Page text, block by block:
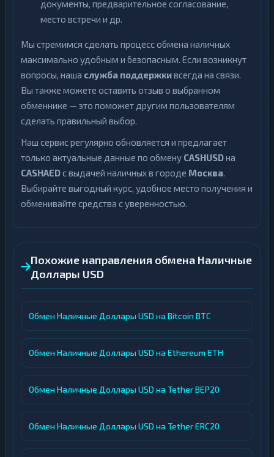
документы, предварительное согласование,
место встречи и др.
Мы стремимся сделать процесс обмена наличных
максимально удобным и безопасным. Если возникнут
вопросы, наша служба поддержкивсегда на связи.
Вы также можете оставить отзыв о выбранном
обменнике — это поможет другим пользователям
сделать правильный выбор.
Наш сервис регулярно обновляется и предлагает
только актуальные данные по обмену CASHUSDна
CASHAEDс выдачей наличных в городе Москва.
Выбирайте выгодный курс, удобное место получения и
обменивайте средства с уверенностью.
Похожие направления обмена Наличные
Доллары USD
Обмен Наличные Доллары USD на Bitcoin BTC
Обмен Наличные Доллары USD на Ethereum ETH
Обмен Наличные Доллары USD на Tether BEP20
Обмен Наличные Доллары USD на Tether ERC20